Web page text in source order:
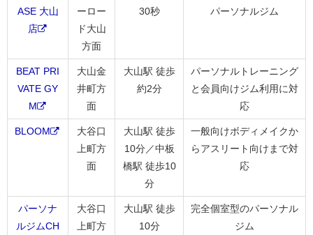
ASE 大山
店
ーロー
ド大山
方面
30秒
パーソナルジム
BEAT PRI
VATE GY
M
大山金
井町方
面
大山駅 徒歩
約2分
パーソナルトレーニング
と会員向けジム利用に対
応
BLOOM
大谷口
上町方
面
大山駅 徒歩
10分／中板
橋駅 徒歩10
分
一般向けボディメイクか
らアスリート向けまで対
応
パーソナ
ルジムCH
大谷口
上町方
大山駅 徒歩
10分
完全個室型のパーソナル
ジム